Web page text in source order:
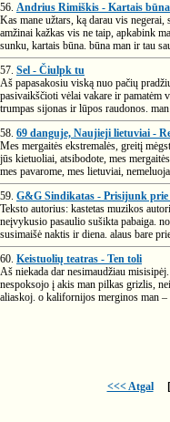
56. Andrius Rimiškis - Kartais būna
Kas mane užtars, ką darau vis negerai,
amžinai kažkas vis ne taip, apkabink
sunku, kartais būna. būna man ir tau
57. Sel - Čiulpk tu
Aš papasakosiu viską nuo pačių
pasivaikščioti vėlai vakare ir pamatėm
trumpas sijonas ir lūpos raudonos.
58. 69 danguje, Naujieji lietuviai -
Mes mergaitės ekstremalės, greitį
jūs kietuoliai, atsibodote, mes
mes pavarome, mes lietuviai,
59. G&G Sindikatas - Prisijunk prie
Teksto autorius: kastetas muzikos
neįvykusio pasaulio sušikta pabaiga.
susimaišė naktis ir diena. alaus bare
60. Keistuolių teatras - Ten toli
Aš niekada dar nesimaudžiau
nespoksojo į akis man pilkas grizlis,
aliaskoj. o kalifornijos merginos man –
<<< Atgal